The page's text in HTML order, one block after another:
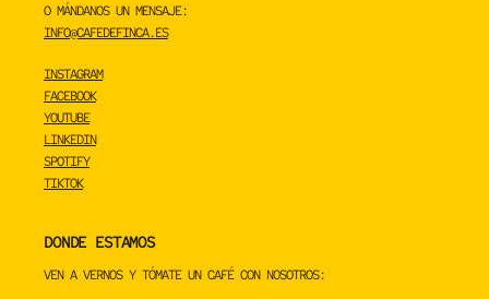
O MÁNDANOS UN MENSAJE:
INFO@CAFEDEFINCA.ES
INSTAGRAM
FACEBOOK
YOUTUBE
LINKEDIN
SPOTIFY
TIKTOK
DONDE ESTAMOS
VEN A VERNOS Y TÓMATE UN CAFÉ CON NOSOTROS: